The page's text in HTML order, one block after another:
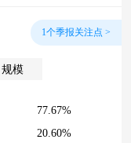
1个季报关注点 >
规模
77.67%
20.60%